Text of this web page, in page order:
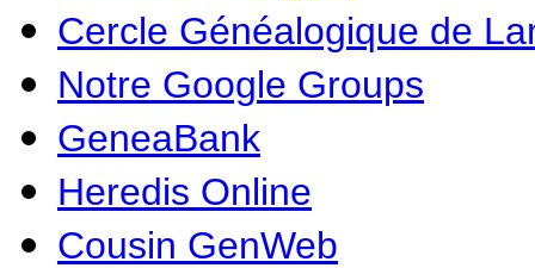
Cercle Généalogique de
Notre Google Groups
GeneaBank
Heredis Online
Cousin GenWeb